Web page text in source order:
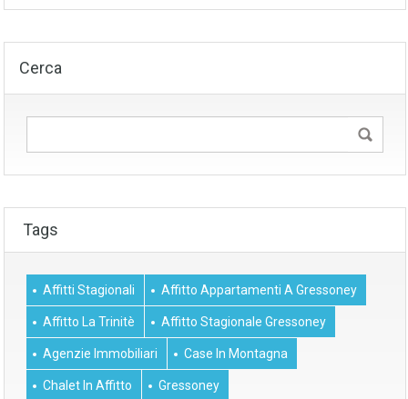
Cerca
Tags
Affitti Stagionali Affitto Appartamenti A Gressoney
Affitto La Trinitè Affitto Stagionale Gressoney
Agenzie Immobiliari Case In Montagna
Chalet In Affitto Gressoney